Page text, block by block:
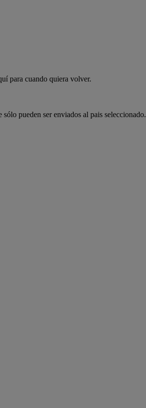
para cuando quiera volver.
pueden ser enviados al pais seleccionado.